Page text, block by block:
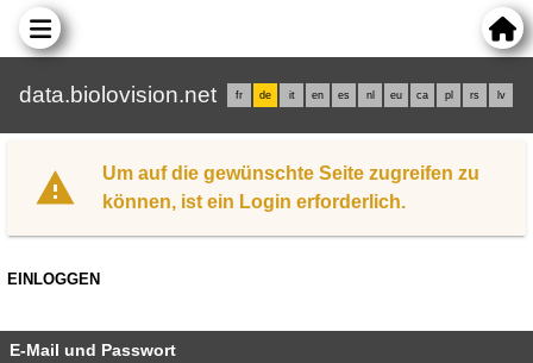
data.biolovision.net fr de it en es nl eu ca pl rs lv
Um auf die gewünschte Seite zugreifen zu
können, ist ein Login erforderlich.
EINLOGGEN
E-Mail und Passwort